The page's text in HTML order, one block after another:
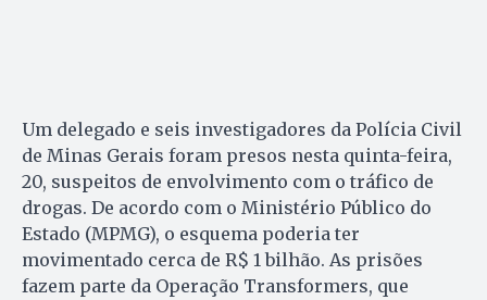
Um delegado e seis investigadores da Polícia Civil
de Minas Gerais foram presos nesta quinta-feira,
20, suspeitos de envolvimento com o tráfico de
drogas. De acordo com o Ministério Público do
Estado (MPMG), o esquema poderia ter
movimentado cerca de R$ 1 bilhão. As prisões
fazem parte da Operação Transformers, que